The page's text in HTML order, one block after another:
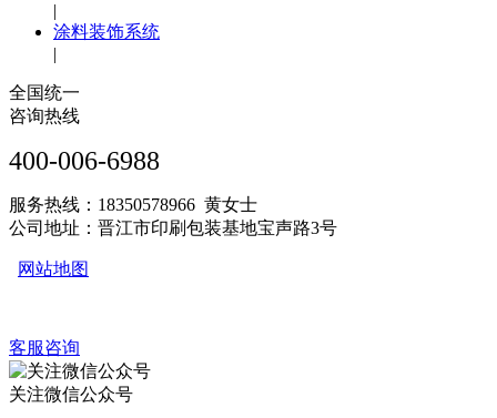
|
涂料装饰系统
|
全国统一
咨询热线
400-006-6988
服务热线：18350578966 黄女士
公司地址：晋江市印刷包装基地宝声路3号
网站地图
客服咨询
关注微信公众号